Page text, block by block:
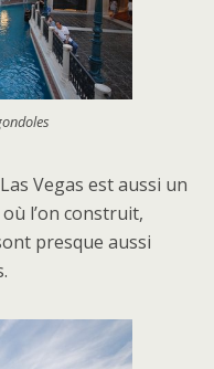
Vegas est aussi un
l’on construit,
presque aussi